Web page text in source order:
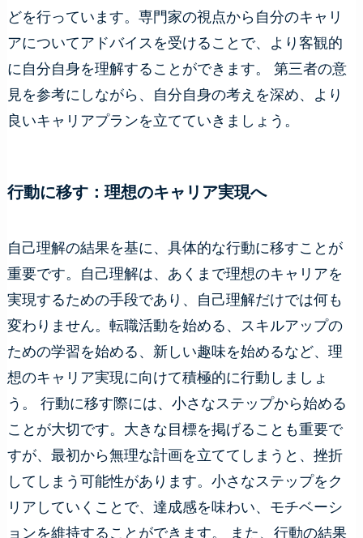
どを行っています。専門家の視点から自分のキャリ
アについてアドバイスを受けることで、より客観的
に自分自身を理解することができます。 第三者の意
見を参考にしながら、自分自身の考えを深め、より
良いキャリアプランを立てていきましょう。
行動に移す：理想のキャリア実現へ
自己理解の結果を基に、具体的な行動に移すことが
重要です。自己理解は、あくまで理想のキャリアを
実現するための手段であり、自己理解だけでは何も
変わりません。転職活動を始める、スキルアップの
ための学習を始める、新しい趣味を始めるなど、理
想のキャリア実現に向けて積極的に行動しましょ
う。 行動に移す際には、小さなステップから始める
ことが大切です。大きな目標を掲げることも重要で
すが、最初から無理な計画を立ててしまうと、挫折
してしまう可能性があります。小さなステップをク
リアしていくことで、達成感を味わい、モチベーシ
ョンを維持することができます。 また、行動の結果